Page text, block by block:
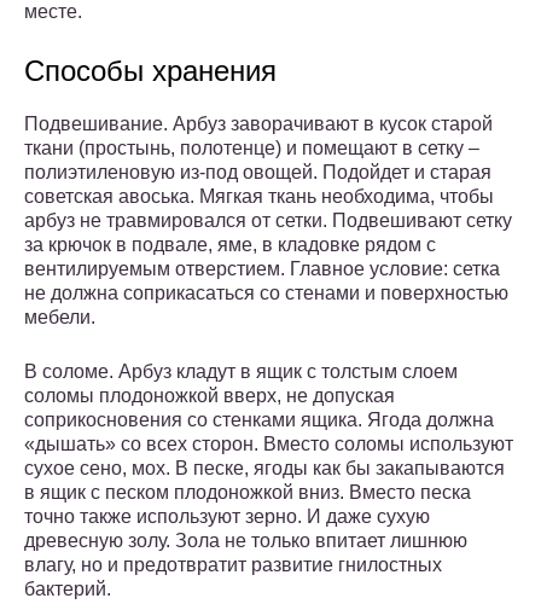
месте.
Способы хранения
Подвешивание. Арбуз заворачивают в кусок старой
ткани (простынь, полотенце) и помещают в сетку –
полиэтиленовую из-под овощей. Подойдет и старая
советская авоська. Мягкая ткань необходима, чтобы
арбуз не травмировался от сетки. Подвешивают сетку
за крючок в подвале, яме, в кладовке рядом с
вентилируемым отверстием. Главное условие: сетка
не должна соприкасаться со стенами и поверхностью
мебели.
В соломе. Арбуз кладут в ящик с толстым слоем
соломы плодоножкой вверх, не допуская
соприкосновения со стенками ящика. Ягода должна
«дышать» со всех сторон. Вместо соломы используют
сухое сено, мох. В песке, ягоды как бы закапываются
в ящик с песком плодоножкой вниз. Вместо песка
точно также используют зерно. И даже сухую
древесную золу. Зола не только впитает лишнюю
влагу, но и предотвратит развитие гнилостных
бактерий.